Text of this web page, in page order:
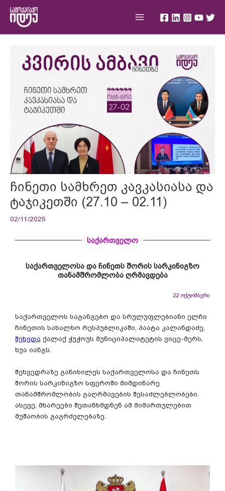
content
ჩინეთი სამხრეთ კავკასიასა და
ტაჯიკეთში (27.10 – 02.11)
02/11/2025
საქართველო
საქართველოსა და ჩინეთს შორის სარკინიგზო
თანამშრომლობა ღრმავდება
22 ოქტომბერი
საქართველოს საგანგებო და სრულუფლებიანი ელჩი
ჩინეთის სახალხო რესპუბლიკაში, პაატა კალანდაძე,
შეხვდა ქალაქ ჭუჭოუს მუნიციპალიტეტის ვიცე-მერს,
ხუა იანგს.
შეხვედრაზე განიხილეს საქართველოსა და ჩინეთს
შორის სარკინიგზო სფეროში მიმდინარე
თანამშრომლობის გაღრმავების შესაძლებლობები.
ასევე, მხარეები შეთანხმდნენ ამ მიმართულებით
მუშაობის გაგრძელებაზე.